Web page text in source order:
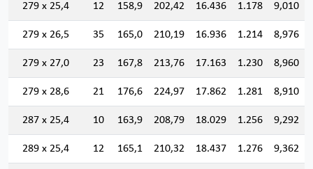
279 x 25,4 12 158,9 202,42 16.436 1.178 9,010
279 x 26,5 35 165,0 210,19 16.936 1.214 8,976
279 x 27,0 23 167,8 213,76 17.163 1.230 8,960
279 x 28,6 21 176,6 224,97 17.862 1.281 8,910
287 x 25,4 10 163,9 208,79 18.029 1.256 9,292
289 x 25,4 12 165,1 210,32 18.437 1.276 9,362